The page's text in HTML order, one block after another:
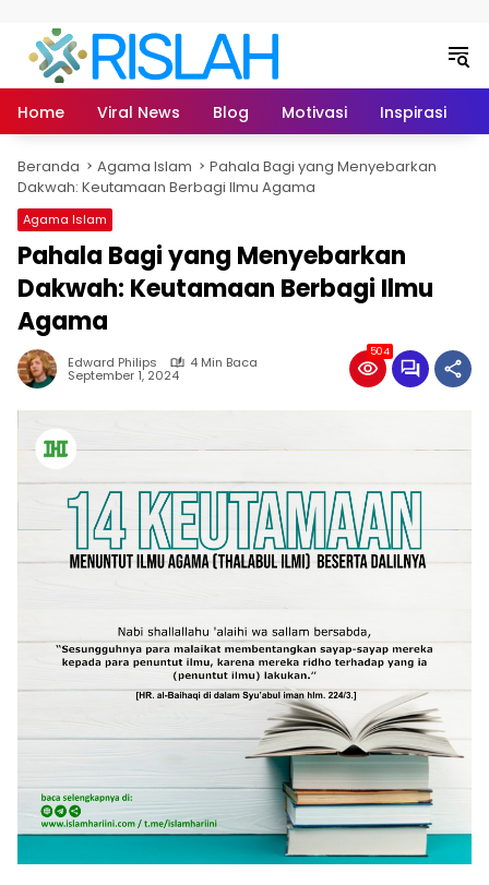
Home Viral News Blog Motivasi Inspirasi
Beranda Agama Islam
Pahala Bagi yang Menyebarkan
Dakwah: Keutamaan Berbagi Ilmu Agama
Agama Islam
Pahala Bagi yang Menyebarkan
Dakwah: Keutamaan Berbagi Ilmu
Agama
Edward Philips 4 Min Baca
September 1, 2024
504